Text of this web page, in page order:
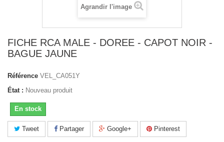
Agrandir l'image
FICHE RCA MALE - DOREE - CAPOT NOIR -
BAGUE JAUNE
Référence VEL_CA051Y
État : Nouveau produit
En stock
Tweet Partager Google+ Pinterest